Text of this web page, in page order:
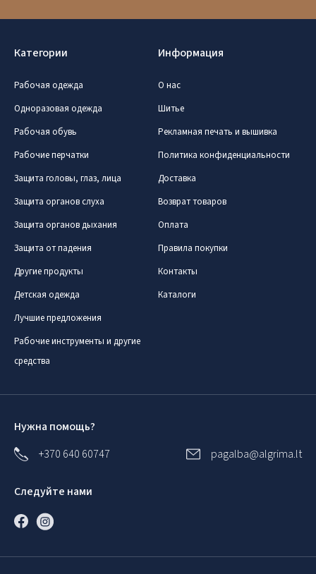
Категории
Рабочая одежда
Одноразовая одежда
Рабочая обувь
Рабочие перчатки
Защита головы, глаз, лица
Защита органов слуха
Защита органов дыхания
Защита от падения
Другие продукты
Детская одежда
Лучшие предложения
Рабочие инструменты и другие
средства
Информация
О нас
Шитье
Рекламная печать и вышивка
Политика конфиденциальности
Доставка
Возврат товаров
Оплата
Правила покупки
Контакты
Каталоги
Нужна помощь?
+370 640 60747
pagalba@algrima.lt
Следуйте нами